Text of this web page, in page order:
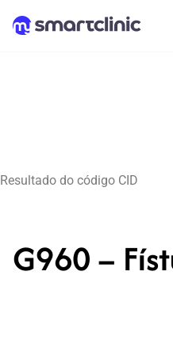
Resultado do código CID
G960 –